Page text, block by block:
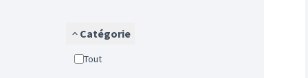
Catégorie
Tout